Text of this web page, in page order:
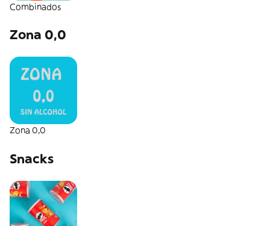
Combinados
Zona 0,0
Zona 0,0
Snacks